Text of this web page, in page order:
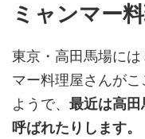
ミャンマー
東京・高田馬場に
マー料理屋さんが
ようで、 最近は高田
呼ばれたりします。